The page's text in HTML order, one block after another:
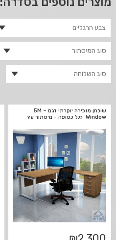
שולחן מזכירה יוקרתי דגם 5M –
Window רגל כסופה - מיסתור עץ